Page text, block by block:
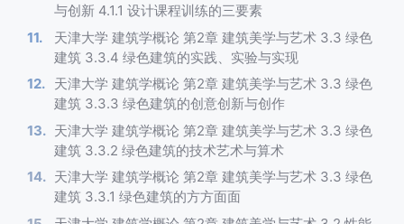
与创新 4.1.1 设计课程训练的三要素
天津大学 建筑学概论 第2章 建筑美学与艺术 3.3 绿色
建筑 3.3.4 绿色建筑的实践、实验与实现
天津大学 建筑学概论 第2章 建筑美学与艺术 3.3 绿色
建筑 3.3.3 绿色建筑的创意创新与创作
天津大学 建筑学概论 第2章 建筑美学与艺术 3.3 绿色
建筑 3.3.2 绿色建筑的技术艺术与算术
天津大学 建筑学概论 第2章 建筑美学与艺术 3.3 绿色
建筑 3.3.1 绿色建筑的方方面面